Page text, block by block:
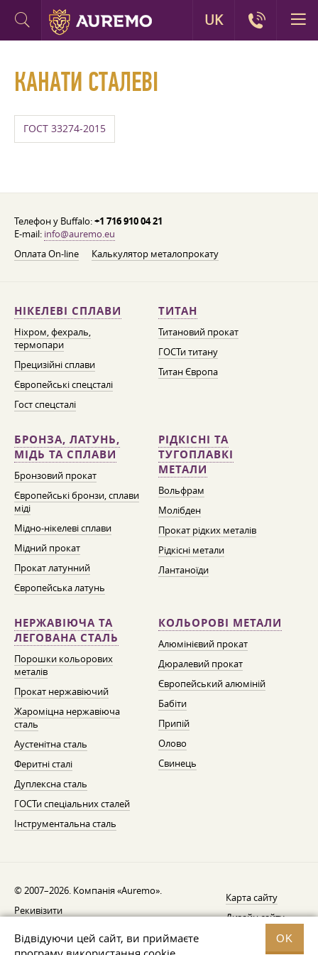
Відвідуючи цей сайт, ви приймаєте
OK
КАНАТИ СТАЛЕВІ
ГОСТ 33274-2015
Телефон у Buffalo:+1 716 910 04 21
E-mail: info@auremo.eu
Оплата On-line
Калькулятор металопрокату
НІКЕЛЕВІ СПЛАВИ
Ніхром, фехраль,
термопари
Прецизійні сплави
Європейські спецсталі
Гост спецсталі
ТИТАН
Титановий прокат
ГОСТи титану
Титан Європа
БРОНЗА, ЛАТУНЬ,
МІДЬ ТА СПЛАВИ
Бронзовий прокат
Європейські бронзи, сплави
міді
Мідно-нікелеві сплави
Мідний прокат
Прокат латунний
Європейська латунь
РІДКІСНІ ТА
ТУГОПЛАВКІ
МЕТАЛИ
Вольфрам
Молібден
Прокат рідких металів
Рідкісні метали
Лантаноїди
НЕРЖАВІЮЧА ТА
ЛЕГОВАНА СТАЛЬ
Порошки кольорових
металів
Прокат нержавіючий
Жароміцна нержавіюча
сталь
Аустенітна сталь
Феритні сталі
Дуплексна сталь
ГОСТи спеціальних сталей
Інструментальна сталь
КОЛЬОРОВІ МЕТАЛИ
Алюмінієвий прокат
Дюралевий прокат
Європейський алюміній
Бабіти
Припій
Олово
Свинець
© 2007–2026. Компанія «Auremo».
Рекивізити
Повідомлення про відкликання
Карта сайту
Дизайн сайту —
UK